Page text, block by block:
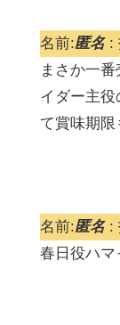
名前:匿名:
まさか一
イダー主
て賞味期
名前:匿名:
春日役ハマ